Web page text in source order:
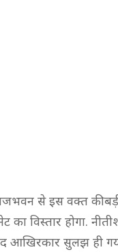
से इस वक्त की
का विस्तार होगा.
आखिरकार सुलझ ही